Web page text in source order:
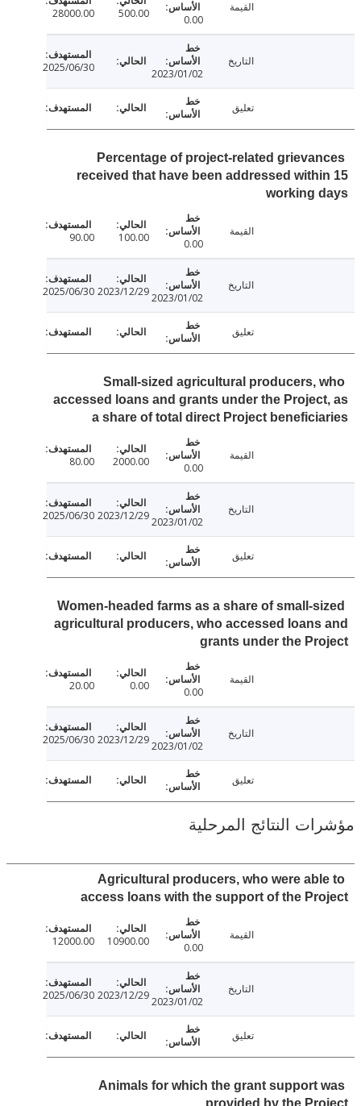
500.00
28000.00
2023/01/02
2025/06/30
Percentage of project-related
received that have been addressed
working
100.00
90.00
2023/01/02
2023/12/29
2025/06/30
Small-sized agricultural producers,
accessed loans and grants under the
a share of total direct Project
2000.00
80.00
2023/01/02
2023/12/29
2025/06/30
Women-headed farms as a share of small-
agricultural producers, who accessed
grants under the
0.00
20.00
2023/01/02
2023/12/29
2025/06/30
النتائج المرحلية
Agricultural producers, who were
access loans with the support of the
10900.00
12000.00
2023/01/02
2023/12/29
2025/06/30
Animals for which the grant support